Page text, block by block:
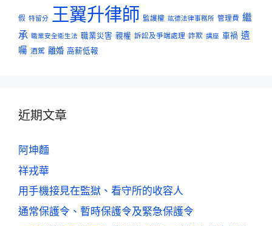
假 特留分 王翼升律師 監護權 竑德法律事務所 管理費 繼
承 職業安全衛生法 職業災害 親權 訴訟及爭端處理 詐欺 講座 車禍 遺
囑 酒駕 離婚 高薪低報
近期文章
阿坤麵
祥戎華
用手機接見在監獄、看守所的收容人
通常保護令、暫時保護令及緊急保護令